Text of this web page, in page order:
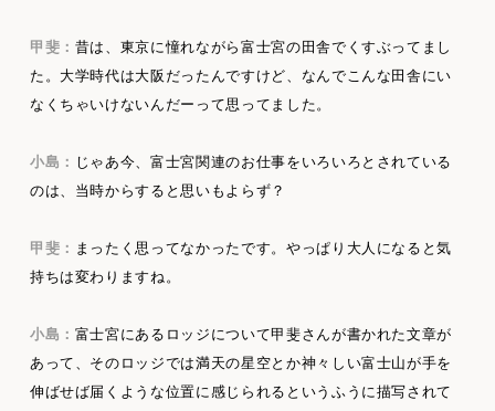
甲斐： 昔は、東京に憧れながら富士宮の田舎でくすぶってまし
た。大学時代は大阪だったんですけど、なんでこんな田舎にい
なくちゃいけないんだーって思ってました。
小島： じゃあ今、富士宮関連のお仕事をいろいろとされている
のは、当時からすると思いもよらず？
甲斐： まったく思ってなかったです。やっぱり大人になると気
持ちは変わりますね。
小島： 富士宮にあるロッジについて甲斐さんが書かれた文章が
あって、そのロッジでは満天の星空とか神々しい富士山が手を
伸ばせば届くような位置に感じられるというふうに描写されて